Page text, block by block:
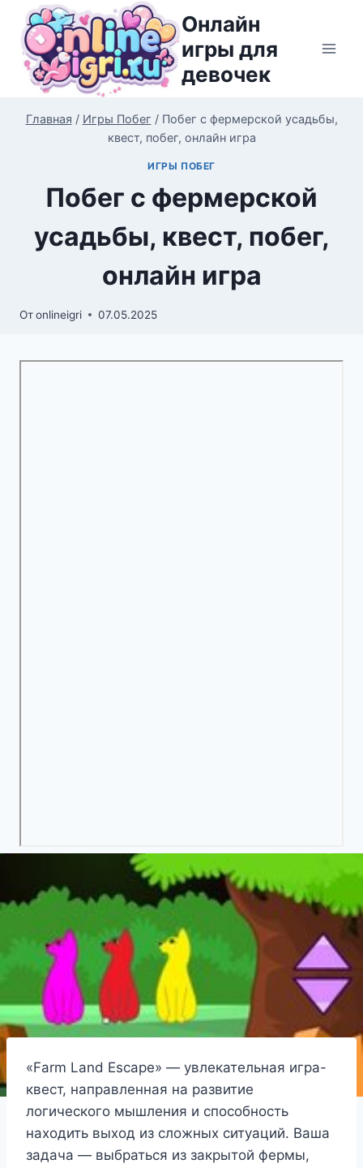
Перейти
содержимому
Онлайн
игры для
девочек
Главная / Игры Побег / Побег с фермерской усадьбы,
квест, побег, онлайн игра
ИГРЫ ПОБЕГ
Побег с фермерской
усадьбы, квест, побег,
онлайн игра
Отonlineigri 07.05.2025
«Farm Land Escape» — увлекательная игра-
квест, направленная на развитие
логического мышления и способность
находить выход из сложных ситуаций. Ваша
задача — выбраться из закрытой фермы,